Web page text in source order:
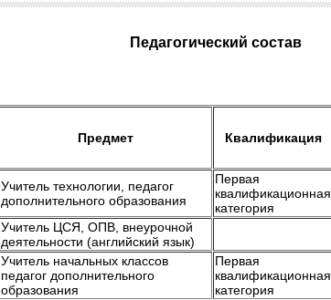
Педагогический состав
Предмет Квалификация
Учитель технологии, педагог
дополнительного образования
Первая
квалификационная
категория
Учитель ЦСЯ, ОПВ, внеурочной
деятельности (английский язык)
Учитель начальных классов
педагог дополнительного
образования
Первая
квалификационная
категория